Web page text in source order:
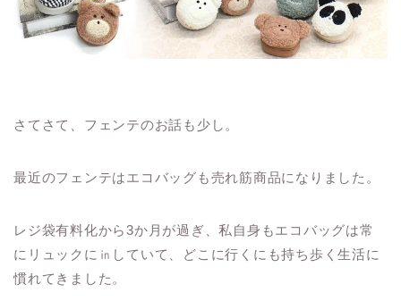
さてさて、フェンテのお話も少し。
最近のフェンテはエコバッグも売れ筋商品になりました。
レジ袋有料化から3か月が過ぎ、私自身もエコバッグは常
にリュックに㏌していて、どこに行くにも持ち歩く生活に
慣れてきました。